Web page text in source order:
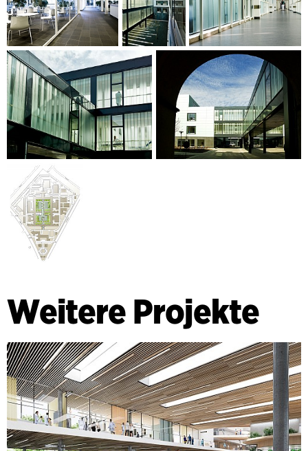
Weitere Projekte